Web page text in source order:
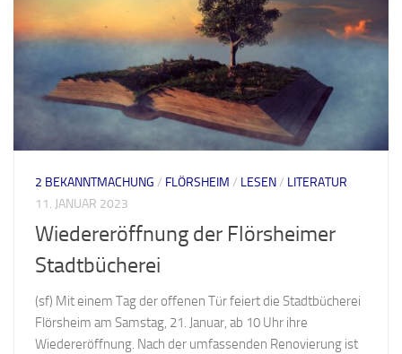
2 BEKANNTMACHUNG / FLÖRSHEIM / LESEN/ LITERATUR
11. JANUAR 2023
Wiedereröffnung der Flörsheimer
Stadtbücherei
(sf) Mit einem Tag der offenen Tür feiert die Stadtbücherei
Flörsheim am Samstag, 21. Januar, ab 10 Uhr ihre
Wiedereröffnung. Nach der umfassenden Renovierung ist